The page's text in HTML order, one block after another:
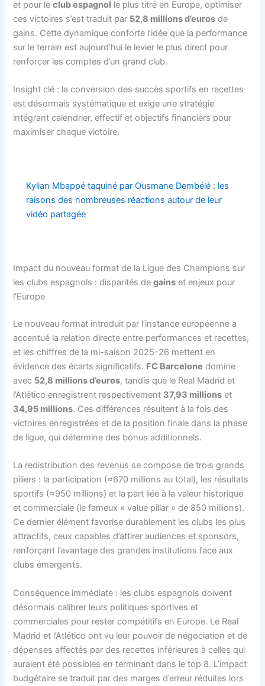
et pour leclub espagnol le plus titré en Europe, optimiser
ces victoires s’est traduit par 52,8 millions d’euros de
gains. Cette dynamique conforte l’idée que la performance
sur le terrain est aujourd’hui le levier le plus direct pour
renforcer les comptes d’un grand club.
Insight clé : la conversion des succès sportifs en recettes
est désormais systématique et exige une stratégie
intégrant calendrier, effectif et objectifs financiers pour
maximiser chaque victoire.
Kylian Mbappé taquiné par Ousmane Dembélé : les
raisons des nombreuses réactions autour de leur
vidéo partagée
Impact du nouveau format de la Ligue des Champions sur
les clubs espagnols : disparités degains et enjeux pour
l’Europe
Le nouveau format introduit par l’instance européenne a
accentué la relation directe entre performances et recettes,
et les chiffres de la mi-saison 2025-26 mettent en
évidence des écarts significatifs. FC Barcelone domine
avec 52,8 millions d’euros, tandis que le Real Madrid et
l’Atlético enregistrent respectivement 37,93 millions et
34,95 millions. Ces différences résultent à la fois des
victoires enregistrées et de la position finale dans la phase
de ligue, qui détermine des bonus additionnels.
La redistribution des revenus se compose de trois grands
piliers : la participation (≈670 millions au total), les résultats
sportifs (≈950 millions) et la part liée à la valeur historique
et commerciale (le fameux « value pillar » de 850 millions).
Ce dernier élément favorise durablement les clubs les plus
attractifs, ceux capables d’attirer audiences et sponsors,
renforçant l’avantage des grandes institutions face aux
clubs émergents.
Conséquence immédiate : les clubs espagnols doivent
désormais calibrer leurs politiques sportives et
commerciales pour rester compétitifs en Europe. Le Real
Madrid et l’Atlético ont vu leur pouvoir de négociation et de
dépenses affectés par des recettes inférieures à celles qui
auraient été possibles en terminant dans le top 8. L’impact
budgétaire se traduit par des marges d’erreur réduites lors